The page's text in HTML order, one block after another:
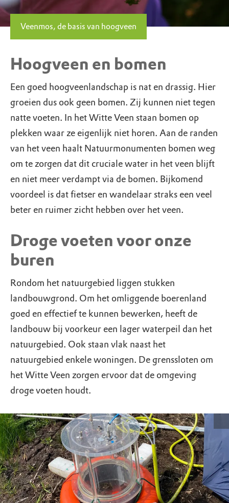
Veenmos, de basis van hoogveen
Hoogveen en bomen
Een goed hoogveenlandschap is nat en drassig. Hier
groeien dus ook geen bomen. Zij kunnen niet tegen
natte voeten. In het Witte Veen staan bomen op
plekken waar ze eigenlijk niet horen. Aan de randen
van het veen haalt Natuurmonumenten bomen weg
om te zorgen dat dit cruciale water in het veen blijft
en niet meer verdampt via de bomen. Bijkomend
voordeel is dat fietser en wandelaar straks een veel
beter en ruimer zicht hebben over het veen.
Droge voeten voor onze
buren
Rondom het natuurgebied liggen stukken
landbouwgrond. Om het omliggende boerenland
goed en effectief te kunnen bewerken, heeft de
landbouw bij voorkeur een lager waterpeil dan het
natuurgebied. Ook staan vlak naast het
natuurgebied enkele woningen. De grenssloten om
het Witte Veen zorgen ervoor dat de omgeving
droge voeten houdt.